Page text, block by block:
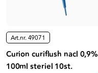
Art.nr.49071
Curion curiflush nacl 0,9%
100ml steriel 10st.